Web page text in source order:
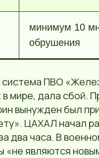
минимум 10
обрушения
ПВО
мире, дала сбой.
вынужден был
ЦАХАЛ начал
два часа. В
«не являются